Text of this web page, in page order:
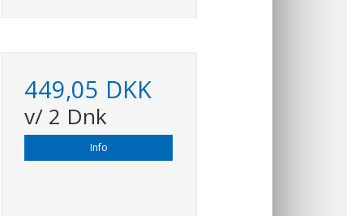
449,05 DKK
v/ 2 Dnk
Info